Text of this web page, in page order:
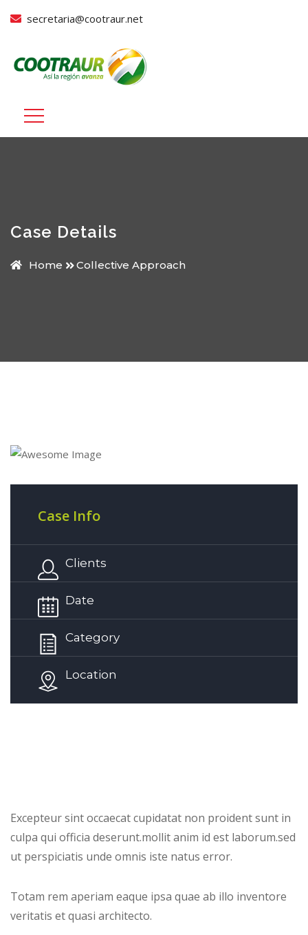
secretaria@cootraur.net
Case Details
Home Collective Approach
Case Info
Clients
Date
Category
Location
Excepteur sint occaecat cupidatat non proident sunt in
culpa qui officia deserunt.mollit anim id est laborum.sed
ut perspiciatis unde omnis iste natus error.
Totam rem aperiam eaque ipsa quae ab illo inventore
veritatis et quasi architecto.